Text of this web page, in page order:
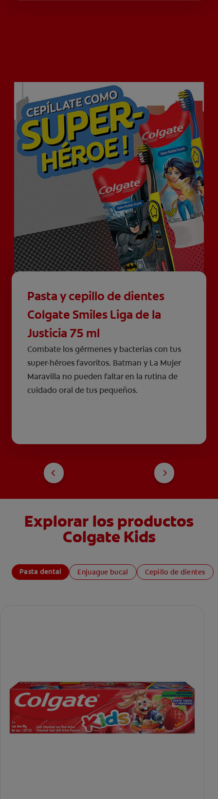
Pasta y cepillo de dientes
Colgate Smiles Liga de la
Justicia 75 ml
Combate los gérmenes y bacterias con tus
super-héroes favoritos. Batman y La Mujer
Maravilla no pueden faltar en la rutina de
cuidado oral de tus pequeños.
Explorar los productos
Colgate Kids
Pasta dental Enjuague bucal Cepillo de dientes